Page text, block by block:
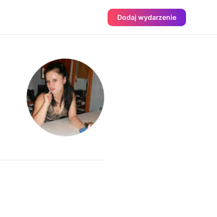
Dodaj wydarzenie